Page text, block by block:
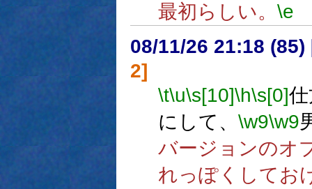
最初らしい。 \e
08/11/26 21:18 (85)
2]
\t\u\s[10]\h\s[0]
にして、 \w9\w9
バージョンのオ
れっぽくしてお